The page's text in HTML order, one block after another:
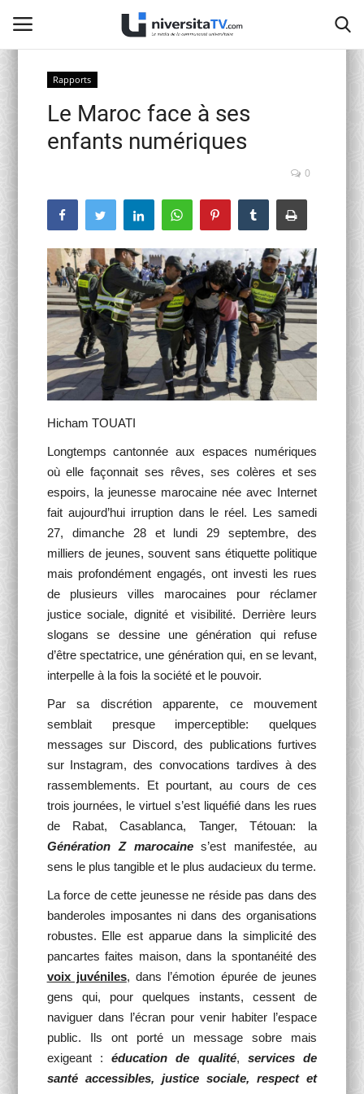
Home
Contact
Education Nationale
Universités Marocaines
Café littéraire de Fès
Recherche Scientifique
Activités Para-Universitaires
Gallery
English Français العربية
Rapports
Le Maroc face à ses
enfants numériques
0
Hicham TOUATI
Longtemps cantonnée aux espaces numériques
où elle façonnait ses rêves, ses colères et ses
espoirs, la jeunesse marocaine née avec Internet
fait aujourd’hui irruption dans le réel. Les samedi
27, dimanche 28 et lundi 29 septembre, des
milliers de jeunes, souvent sans étiquette politique
mais profondément engagés, ont investi les rues
de plusieurs villes marocaines pour réclamer
justice sociale, dignité et visibilité. Derrière leurs
slogans se dessine une génération qui refuse
d’être spectatrice, une génération qui, en se levant,
interpelle à la fois la société et le pouvoir.
Par sa discrétion apparente, ce mouvement
semblait presque imperceptible: quelques
messages sur Discord, des publications furtives
sur Instagram, des convocations tardives à des
rassemblements. Et pourtant, au cours de ces
trois journées, le virtuel s’est liquéfié dans les rues
de Rabat, Casablanca, Tanger, Tétouan: la
Génération Z marocaines’est manifestée, au
sens le plus tangible et le plus audacieux du terme.
La force de cette jeunesse ne réside pas dans des
banderoles imposantes ni dans des organisations
robustes. Elle est apparue dans la simplicité des
pancartes faites maison, dans la spontanéité des
voix juvéniles, dans l’émotion épurée de jeunes
gens qui, pour quelques instants, cessent de
naviguer dans l’écran pour venir habiter l’espace
public. Ils ont porté un message sobre mais
exigeant :éducation de qualité,services de
santé accessibles, justice sociale, respect et